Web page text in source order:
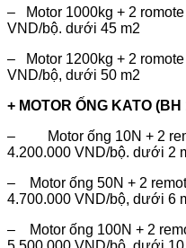
– Motor 1000kg + 2
VND/bộ. dưới 45 m2
– Motor 1200kg + 2
VND/bộ, dưới 50 m2
+ MOTOR ỐNG KATO (BH
– Motor ống 10N + 2
4.200.000 VND/bộ. dưới 2
– Motor ống 50N + 2
4.700.000 VND/bộ, dưới 6
– Motor ống 100N + 2